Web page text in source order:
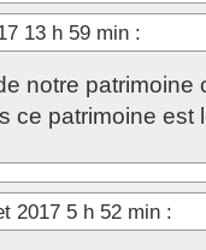
13 h 59 min :
notre patrimoine
ce patrimoine
2017 5 h 52 min :